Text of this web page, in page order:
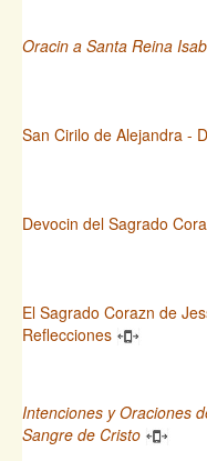
Oracin a Santa Reina
San Cirilo de Alejandra -
Devocin del Sagrado
El Sagrado Corazn de
Reflecciones
Intenciones y Oraciones
Sangre de Cristo